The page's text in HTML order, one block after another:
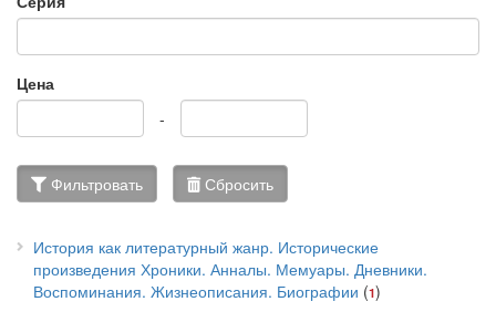
Цена
-
Фильтровать Сбросить
История как литературный жанр. Исторические
произведения Хроники. Анналы. Мемуары. Дневники.
Воспоминания. Жизнеописания. Биографии (1)